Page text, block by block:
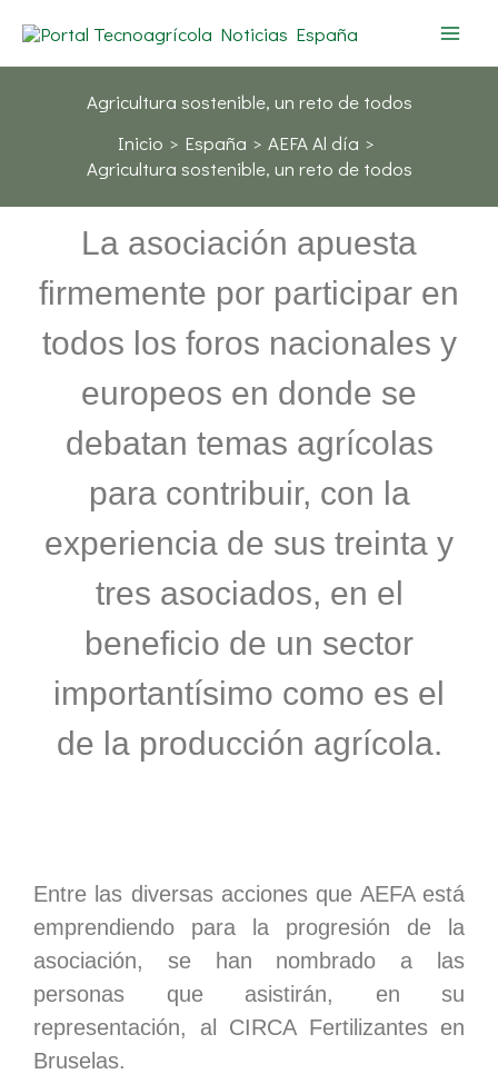
contenido
Agricultura sostenible, un reto de todos
Inicio
España
AEFA Al día
Agricultura sostenible, un reto de todos
La asociación apuesta
firmemente por participar en
todos los foros nacionales y
europeos en donde se
debatan temas agrícolas
para contribuir, con la
experiencia de sus treinta y
tres asociados, en el
beneficio de un sector
importantísimo como es el
de la producción agrícola.
Entre las diversas acciones que AEFA está
emprendiendo para la progresión de la
asociación, se han nombrado a las
personas que asistirán, en su
representación, al CIRCA Fertilizantes en
Bruselas.